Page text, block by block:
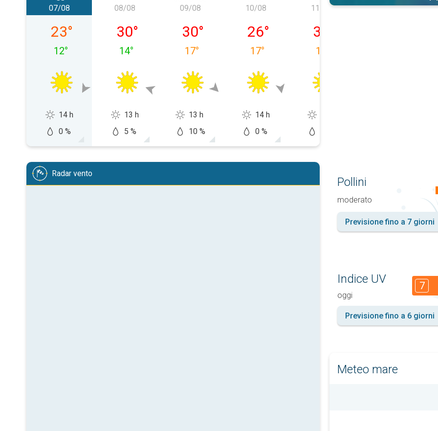
venerdì 07/08
07/08
23°
12°
14 h
0 %
sabato 08/08
08/08
30°
14°
13 h
5 %
domenica 09/08
09/08
30°
17°
13 h
10 %
lunedì 10/08
10/08
26°
17°
14 h
0 %
11/08
34
17
12/08
Radar vento
Pollini
moderato
Previsione fino a 7 giorni
Indice UV
oggi
7
Previsione fino a 6 giorni
Meteo mare